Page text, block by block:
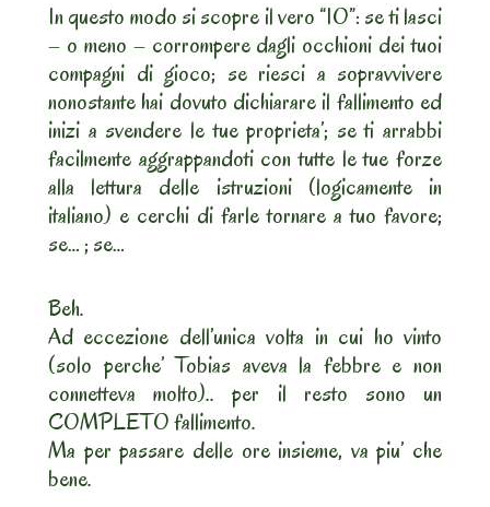
In questo modo si scopre il vero “IO”: se ti lasci
– o meno – corrompere dagli occhioni dei tuoi
compagni di gioco; se riesci a sopravvivere
nonostante hai dovuto dichiarare il fallimento ed
inizi a svendere le tue proprieta’; se ti arrabbi
facilmente aggrappandoti con tutte le tue forze
alla lettura delle istruzioni (logicamente in
italiano) e cerchi di farle tornare a tuo favore;
se… ; se…
Beh.
Ad eccezione dell’unica volta in cui ho vinto
(solo perche’ Tobias aveva la febbre e non
connetteva molto).. per il resto sono un
COMPLETO fallimento.
Ma per passare delle ore insieme, va piu’ che
bene.